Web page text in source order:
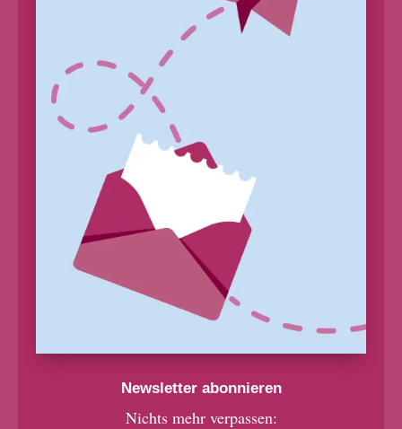
Newsletter abonnieren
Nichts mehr verpassen: